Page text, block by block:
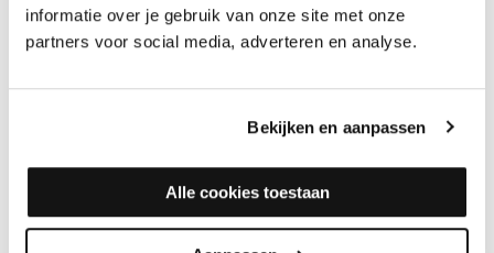
informatie over je gebruik van onze site met onze
partners voor social media, adverteren en analyse.
Bekijken en aanpassen
Alle cookies toestaan
zwevende vloer vraagt om een andere aanpak dan een verlijmde
vloer. Ook de benodigde veerspanning moet goed worden
De meest gebruikte parketveren zijn de 12 millimeter variant,
dikke parketdelen en lamelparket, gemaakt van gegalvaniseerd
staal. Voor massieve of robuuste vloeren wordt vaak de 20
millimeter veer gebruikt, die een extra sterke veerdruk biedt en